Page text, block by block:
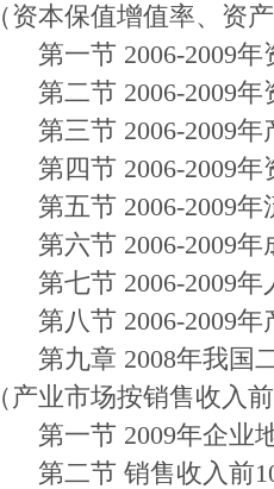
（资本保值增值率、
第一节 2006-2009年
第二节 2006-2009年
第三节 2006-2009年
第四节 2006-2009年
第五节 2006-2009年
第六节 2006-2009年
第七节 2006-2009年
第八节 2006-2009年
第九章 2008年我国二
（产业市场按销售收入
第一节 2009年企业
第二节 销售收入前